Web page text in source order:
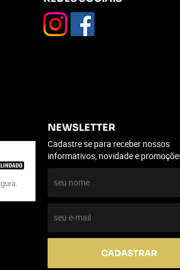
NEWSLETTER
Cadastre se para receber nossos
informativos, novidade e
CADASTRAR